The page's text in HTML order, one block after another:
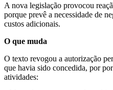
A nova legislação provocou
porque prevê a necessidade de
custos adicionais.
O que muda
O texto revogou a autorização
que havia sido concedida, por
atividades: